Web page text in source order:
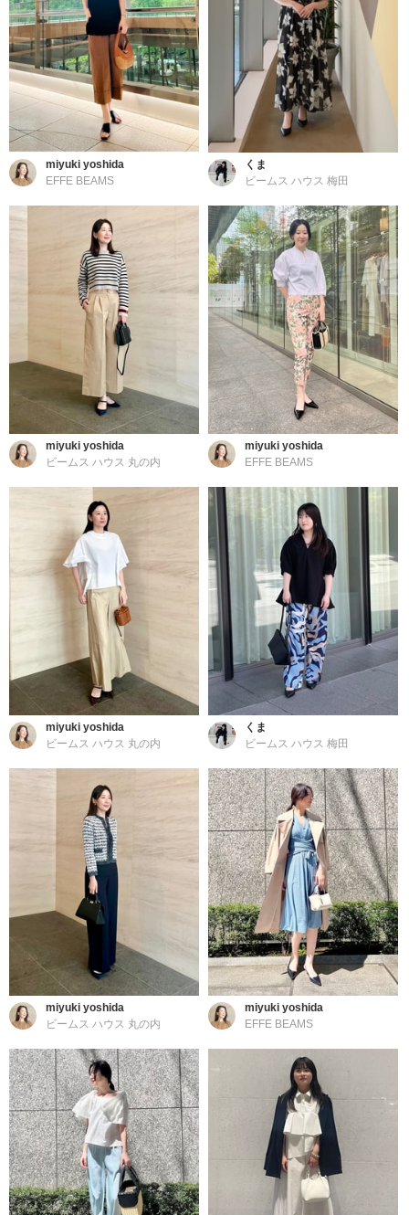
miyuki yoshida
EFFE BEAMS
くま
ビームス ハウス 梅田
miyuki yoshida
ビームス ハウス 丸の内
miyuki yoshida
EFFE BEAMS
miyuki yoshida
ビームス ハウス 丸の内
くま
ビームス ハウス 梅田
miyuki yoshida
ビームス ハウス 丸の内
miyuki yoshida
EFFE BEAMS